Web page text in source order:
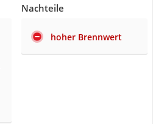
Nachteile
hoher Brennwert